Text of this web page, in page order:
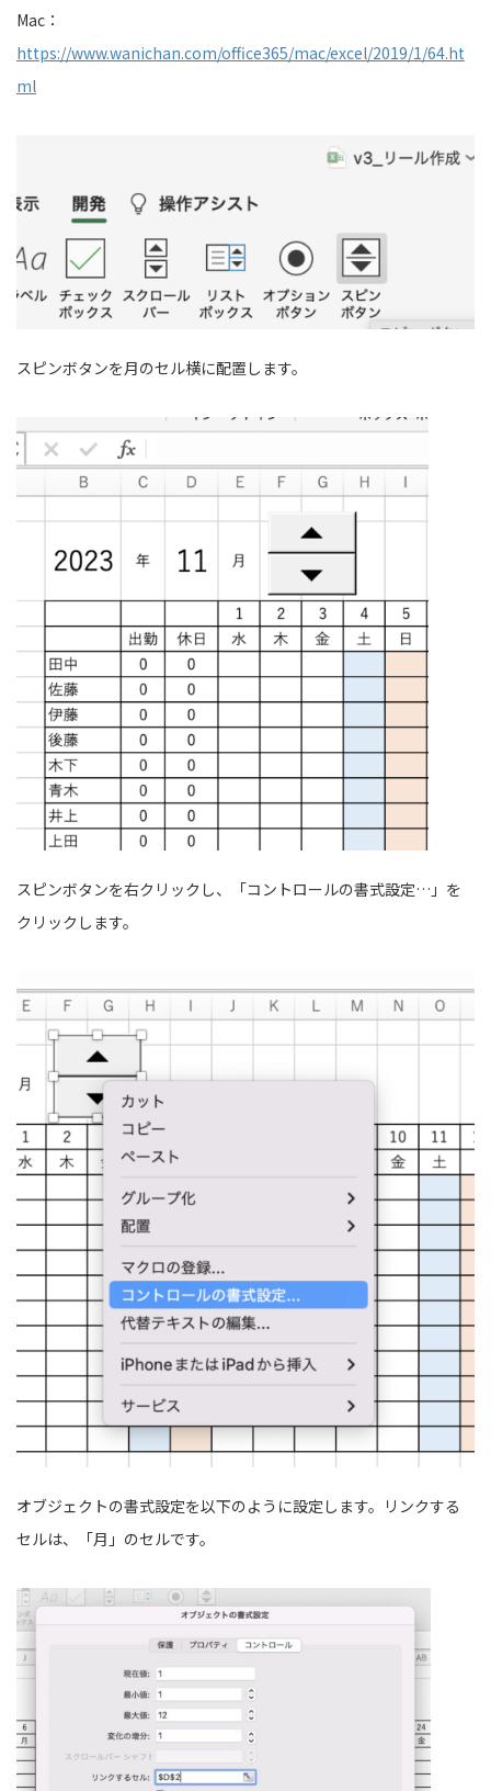
Mac：
https://www.wanichan.com/office365/mac/excel/2019/1/64.ht
ml
スピンボタンを月のセル横に配置します。
スピンボタンを右クリックし、「コントロールの書式設定…」を
クリックします。
オブジェクトの書式設定を以下のように設定します。リンクする
セルは、「月」のセルです。